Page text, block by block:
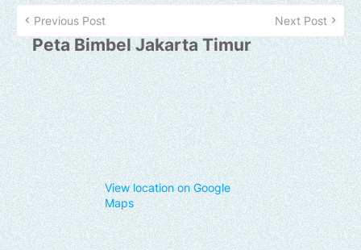
Previous Post Next Post
Peta Bimbel Jakarta Timur
View location on Google
Maps